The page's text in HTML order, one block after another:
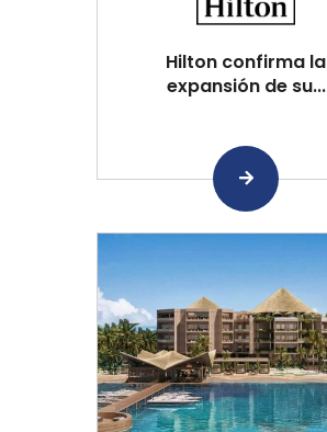
Hilton confirma la
expansión de su...